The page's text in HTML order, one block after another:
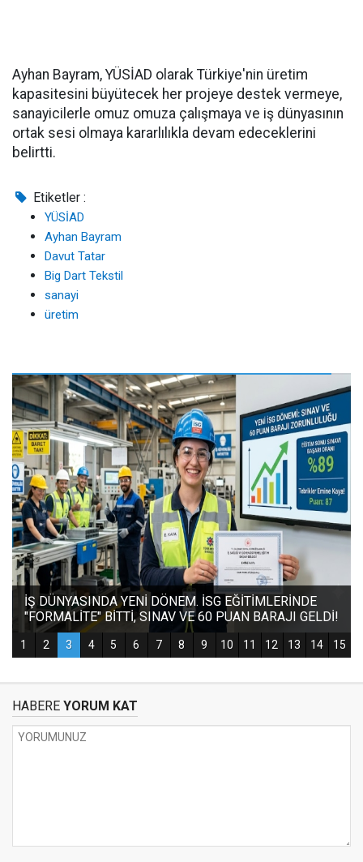
Ayhan Bayram, YÜSİAD olarak Türkiye'nin üretim
kapasitesini büyütecek her projeye destek vermeye,
sanayicilerle omuz omuza çalışmaya ve iş dünyasının
ortak sesi olmaya kararlılıkla devam edeceklerini
belirtti.
Etiketler :
YÜSİAD
Ayhan Bayram
Davut Tatar
Big Dart Tekstil
sanayi
üretim
HABERE YORUM KAT